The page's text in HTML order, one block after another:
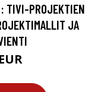
: TIVI-PROJEKTIEN
JA